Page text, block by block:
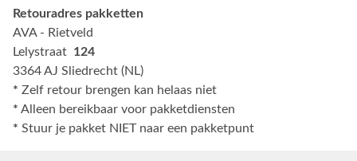
Retouradres pakketten
AVA - Rietveld
Lelystraat 124
3364 AJ Sliedrecht (NL)
* Zelf retour brengen kan helaas niet
* Alleen bereikbaar voor pakketdiensten
* Stuur je pakket NIET naar een pakketpunt